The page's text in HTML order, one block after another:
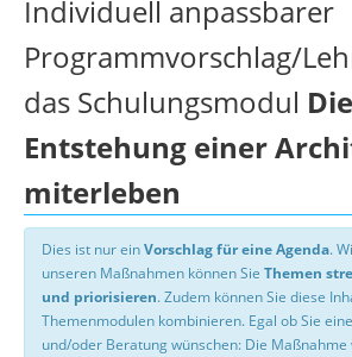
Individuell anpassbarer
Programmvorschlag/
das Schulungsmodul Die
Entstehung einer
miterleben
Dies ist nur einVorschlag für eine Agenda.
unseren Maßnahmen können Sie Themen
und priorisieren. Zudem können Sie diese
Themenmodulen kombinieren. Egal ob Sie
und/oder Beratung wünschen: Die Maßnahme